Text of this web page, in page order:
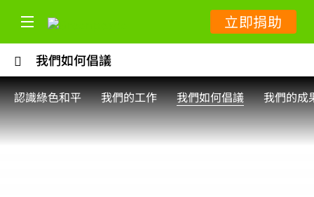
立即捐助
我們如何倡議
認識綠色和平 我們的工作 我們如何倡議 我們的成